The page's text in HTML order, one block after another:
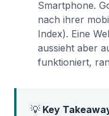
Smartphone.
nach ihrer
Index). Eine
aussieht aber
funktioniert,
💡 Key